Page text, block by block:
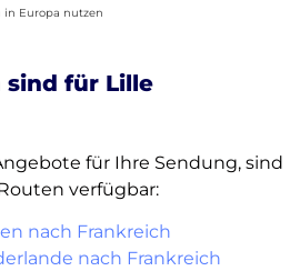
in Europa nutzen
sind für Lille
für Ihre Sendung, sind
verfügbar:
nach Frankreich
nach Frankreich